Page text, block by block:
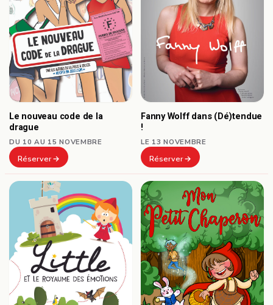
Le nouveau code de la
drague
DU 10 AU 15 NOVEMBRE
Réserver
Fanny Wolff dans (Dé)tendue
!
LE 13 NOVEMBRE
Réserver